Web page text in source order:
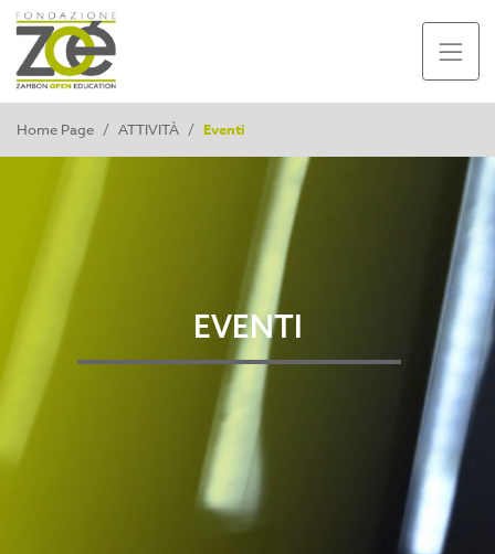
Home Page / ATTIVITÀ / Eventi
EVENTI